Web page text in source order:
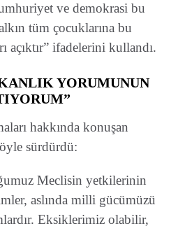
ve demokrasi bu
tüm çocuklarına bu
açıktır” ifadelerini kullandı.
YORUMUNUN
hakkında konuşan
sürdürdü:
Meclisin yetkilerinin
aslında milli gücümüzü
Eksiklerimiz olabilir,